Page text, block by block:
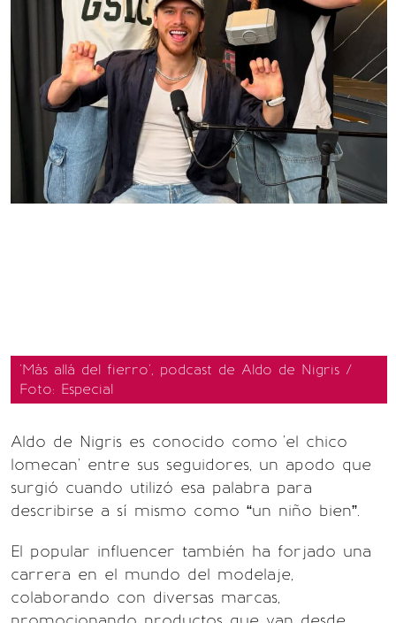
'Más allá del fierro', podcast de Aldo de Nigris /
Foto: Especial
Aldo de Nigris es conocido como 'el chico
lomecan' entre sus seguidores, un apodo que
surgió cuando utilizó esa palabra para
describirse a sí mismo como “un niño bien”.
El popular influencer también ha forjado una
carrera en el mundo del modelaje,
colaborando con diversas marcas,